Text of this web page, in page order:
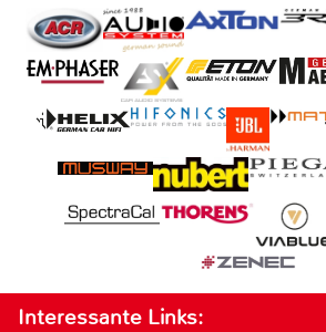
Interessante Links: